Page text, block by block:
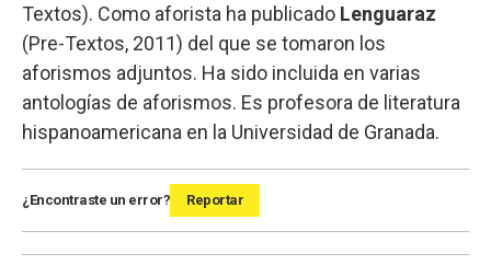
Textos). Como aforista ha publicado Lenguaraz
(Pre-Textos, 2011) del que se tomaron los
aforismos adjuntos. Ha sido incluida en varias
antologías de aforismos. Es profesora de literatura
hispanoamericana en la Universidad de Granada.
¿Encontraste un error? Reportar